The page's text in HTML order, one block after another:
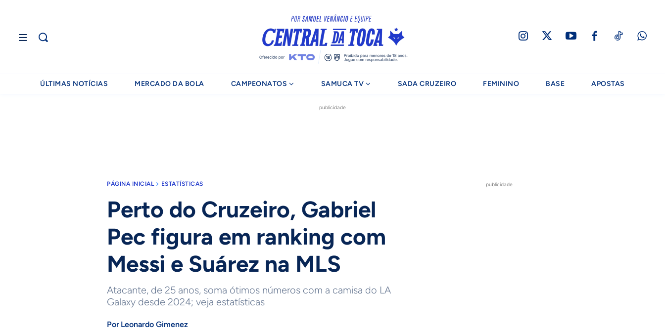
ÚLTIMAS NOTÍCIAS MERCADO DA BOLA CAMPEONATOS SAMUCA TV SADA CRUZEIRO FEMININO BASE APOSTAS
publicidade
PÁGINA INICIAL ESTATÍSTICAS
Perto do Cruzeiro, Gabriel
Pec figura em ranking com
Messi e Suárez na MLS
Atacante, de 25 anos, soma ótimos números com a camisa do LA
Galaxy desde 2024; veja estatísticas
Por Leonardo Gimenez
publicidade